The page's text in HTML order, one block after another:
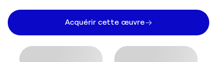
Acquérir cette œuvre